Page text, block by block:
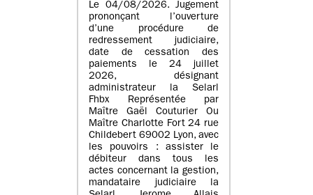
Le 04/08/2026. Jugement
prononçant l’ouverture
d’une procédure de
redressement judiciaire,
date de cessation des
paiements le 24 juillet
2026, désignant
administrateur la Selarl
Fhbx Représentée par
Maître Gaël Couturier Ou
Maître Charlotte Fort 24 rue
Childebert 69002 Lyon, avec
les pouvoirs : assister le
débiteur dans tous les
actes concernant la gestion,
mandataire judiciaire la